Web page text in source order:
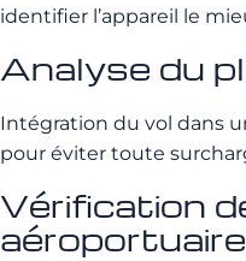
identifier l’appareil le
Analyse du
Intégration du vol dans
pour éviter toute
Vérification